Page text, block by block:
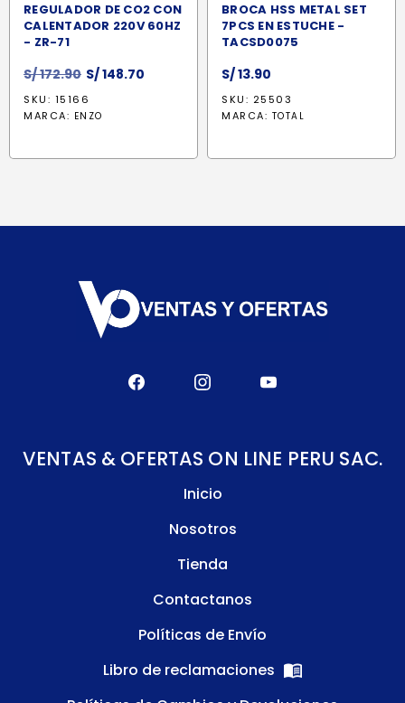
REGULADOR DE CO2 CON
CALENTADOR 220V 60HZ
- ZR-71
S/172.90 El
precio
original
S/148.70
SKU: 15166
MARCA: ENZO
BROCA HSS METAL SET
7PCS EN ESTUCHE -
TACSD0075
S/13.90
SKU: 25503
MARCA: TOTAL
VENTAS & OFERTAS ON LINE PERU SAC.
Inicio
Nosotros
Tienda
Contactanos
Políticas de Envío
Libro de reclamaciones